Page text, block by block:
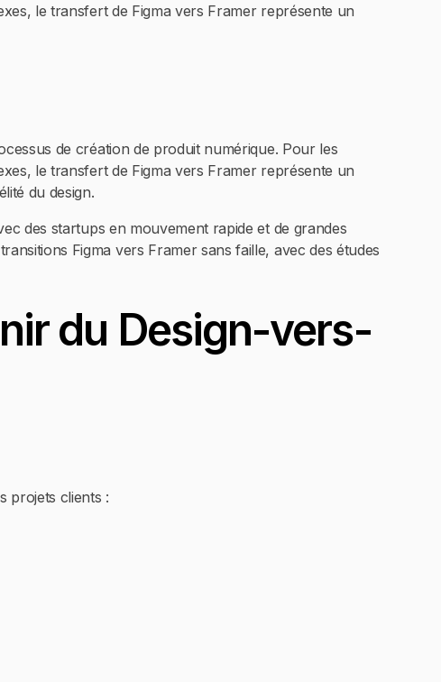
le transfert de Figma vers Framer représente un
de création de produit numérique. Pour les
le transfert de Figma vers Framer représente un
du design.
des startups en mouvement rapide et de grandes
Figma vers Framer sans faille, avec des études
du Design-vers-
projets clients :